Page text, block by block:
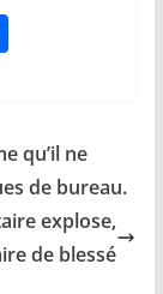
P
g
er
qu’il ne
de bureau.
explose,
de blessé